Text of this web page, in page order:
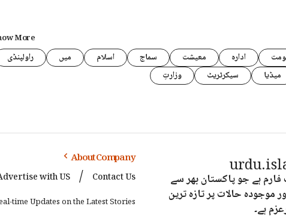
More
ادارہ معیشت سماج اسلام میں راولپنڈی
میڈیا سیکرٹریٹ وزارتِ
فارم ہے جو پاکستان بھر سے
حالات پر تازہ ترین
ہے۔
About Company
Contact Us
with US
time Updates on the Latest Stories!